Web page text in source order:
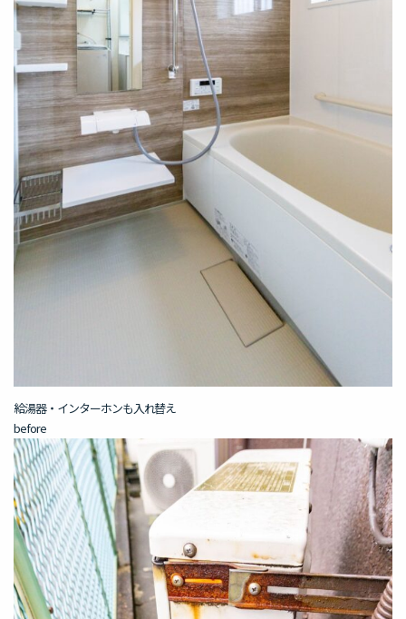
給湯器・インターホンも入れ替え
before